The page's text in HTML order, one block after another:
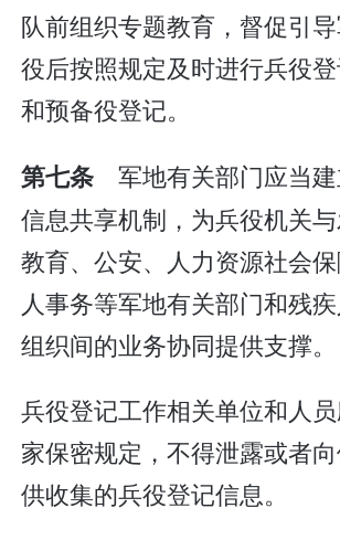
队前组织专题教育，督促引
役后按照规定及时进行兵役
和预备役登记。
第七条军地有关部门应当
信息共享机制，为兵役机关与
教育、公安、人力资源社会
人事务等军地有关部门和残
组织间的业务协同提供支撑。
兵役登记工作相关单位和人
家保密规定，不得泄露或者
供收集的兵役登记信息。